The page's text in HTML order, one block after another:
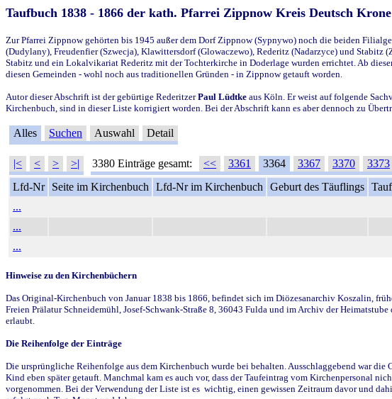
Taufbuch 1838 - 1866 der kath. Pfarrei Zippnow Kreis Deutsch Krone
Zur Pfarrei Zippnow gehörten bis 1945 außer dem Dorf Zippnow (Sypnywo) noch die beiden
(Dudylany), Freudenfier (Szwecja), Klawittersdorf (Glowaczewo), Rederitz (Nadarzyce) und
Stabitz und ein Lokalvikariat Rederitz mit der Tochterkirche in Doderlage wurden errichtet. Ab
diesen Gemeinden - wohl noch aus traditionellen Gründen - in Zippnow getauft worden.
Autor dieser Abschrift ist der gebürtige RederitzerPaul Lüdtke aus Köln. Er weist auf folgende
Kirchenbuch, sind in dieser Liste korrigiert worden. Bei der Abschrift kann es aber dennoch zu
Alles Suchen Auswahl Detail
|< < > >| 3380 Einträge gesamt: << 3361 3364 3367 3370 3373
Lfd-Nr
Seite im Kirchenbuch Lfd-Nr im Kirchenbuch Geburt des Täuflings
...
...
...
Hinweise zu den Kirchenbüchern
Das Original-Kirchenbuch von Januar 1838 bis 1866, befindet sich im Diözesanarchiv Koszalin,
Freien Prälatur Schneidemühl, Josef-Schwank-Straße 8, 36043 Fulda und im Archiv der
erlaubt.
Die Reihenfolge der Einträge
Die ursprüngliche Reihenfolge aus dem Kirchenbuch wurde bei behalten. Ausschlaggebend war
Kind eben später getauft. Manchmal kam es auch vor, dass der Taufeintrag vom Kirchenpersonal
vorgenommen. Bei der Verwendung der Liste ist es wichtig, einen gewissen Zeitraum davor und